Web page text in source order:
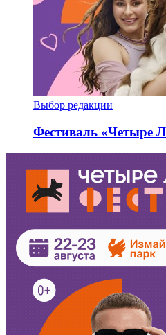
Выбор редакции
Фестиваль «Четыре